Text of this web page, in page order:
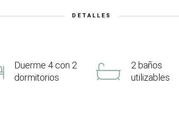
DETALLES
Duerme 4 con 2
dormitorios
2 baños
utilizables